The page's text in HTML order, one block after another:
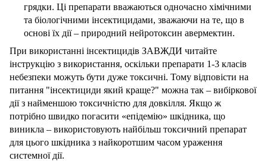
грядки. Ці препарати вважаються одночасно хімічними
та біологічними інсектицидами, зважаючи на те, що в
основі їх дії – природний нейротоксин авермектин.
При використанні інсектицидів ЗАВЖДИ читайте
інструкцію з використання, оскільки препарати 1-3 класів
небезпеки можуть бути дуже токсичні. Тому відповісти на
питання "інсектициди який краще?" можна так – вибіркової
дії з найменшою токсичністю для довкілля. Якщо ж
потрібно швидко погасити «епідемію» шкідника, що
виникла – використовують найбільш токсичний препарат
для цього шкідника з найкоротшим часом ураження
системної дії.